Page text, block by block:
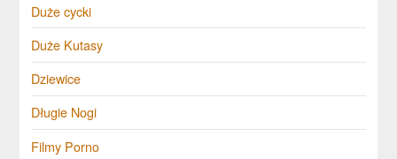
Duże cycki
Duże Kutasy
Dziewice
Długie Nogi
Filmy Porno